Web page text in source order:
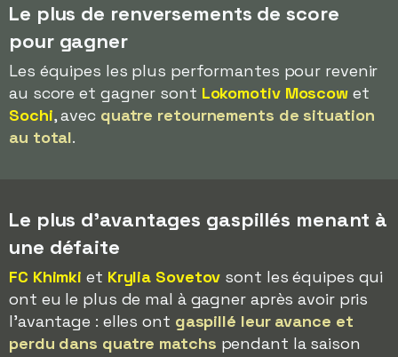
Le plus de renversements de score
pour gagner
Les équipes les plus performantes pour revenir
au score et gagner sont Lokomotiv Moscow et
Sochi, avec quatre retournements de situation
au total.
Le plus d'avantages gaspillés menant à
une défaite
FC Khimki et Krylia Sovetov sont les équipes qui
ont eu le plus de mal à gagner après avoir pris
l'avantage : elles ont gaspillé leur avance et
perdu dans quatre matchs pendant la saison